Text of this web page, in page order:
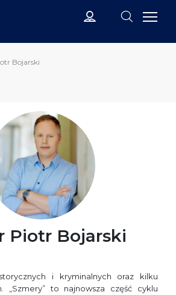
Bojarski
Piotr Bojarski
i kryminalnych oraz kilku
„Szmery” to najnowsza część cyklu